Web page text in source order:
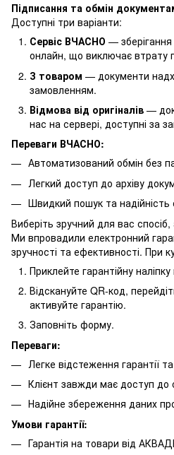
Підписання та обмін
Доступні три варіанти:
Сервіс ВЧАСНО —
онлайн, що виключає втрату
З товаром — документи
замовленням.
Відмова від оригіналів —
нас на сервері, доступні за
Переваги ВЧАСНО:
Автоматизований обмін без
Легкий доступ до архіву
Швидкий пошук та надійність
Виберіть зручний для вас
Ми впровадили електронний
зручності та ефективності. При
Приклейте гарантійну
Відскануйте QR-код,
активуйте гарантію.
Заповніть форму.
Переваги:
Легке відстеження гарантії
Клієнт завжди має доступ до
Надійне збереження даних
Умови гарантії:
Гарантія на товари від